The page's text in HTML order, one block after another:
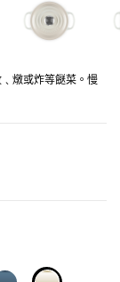
燉或炸等餸菜。慢